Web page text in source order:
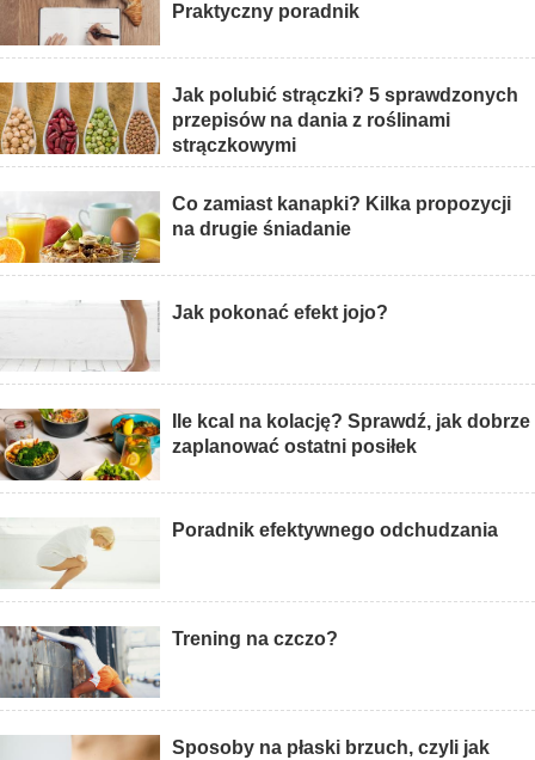
Praktyczny poradnik
Jak polubić strączki? 5 sprawdzonych
przepisów na dania z roślinami
strączkowymi
Co zamiast kanapki? Kilka propozycji
na drugie śniadanie
Jak pokonać efekt jojo?
Ile kcal na kolację? Sprawdź, jak dobrze
zaplanować ostatni posiłek
Poradnik efektywnego odchudzania
Trening na czczo?
Sposoby na płaski brzuch, czyli jak